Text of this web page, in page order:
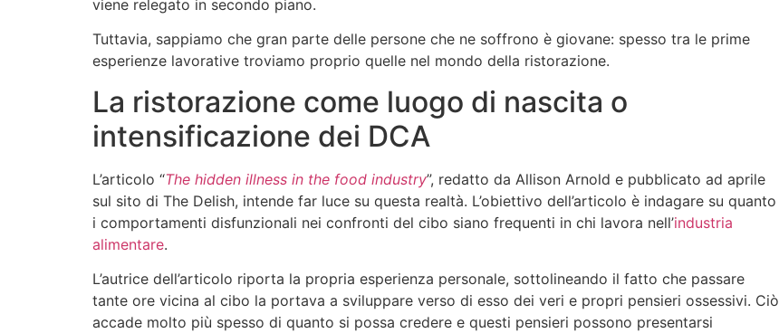
viene relegato in secondo piano.
Tuttavia, sappiamo che gran parte delle persone che ne soffrono è giovane: spesso tra le prime
esperienze lavorative troviamo proprio quelle nel mondo della ristorazione.
La ristorazione come luogo di nascita o
intensificazione dei DCA
L’articolo “The hidden illness in the food industry”, redatto da Allison Arnold e pubblicato ad aprile
sul sito di The Delish, intende far luce su questa realtà. L’obiettivo dell’articolo è indagare su quanto
i comportamenti disfunzionali nei confronti del cibo siano frequenti in chi lavora nell’industria
alimentare.
L’autrice dell’articolo riporta la propria esperienza personale, sottolineando il fatto che passare
tante ore vicina al cibo la portava a sviluppare verso di esso dei veri e propri pensieri ossessivi. Ciò
accade molto più spesso di quanto si possa credere e questi pensieri possono presentarsi